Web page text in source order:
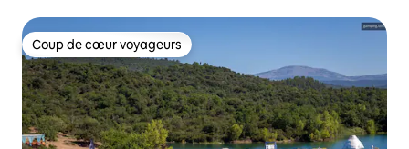
Coup de cœur voyageurs
Coup de cœur voyageurs